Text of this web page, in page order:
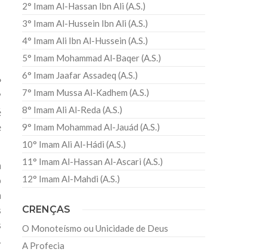
2° Imam Al-Hassan Ibn Ali (A.S.)
3° Imam Al-Hussein Ibn Ali (A.S.)
4° Imam Ali Ibn Al-Hussein (A.S.)
5° Imam Mohammad Al-Baqer (A.S.)
6° Imam Jaafar Assadeq (A.S.)
7° Imam Mussa Al-Kadhem (A.S.)
8° Imam Ali Al-Reda (A.S.)
9° Imam Mohammad Al-Jauád (A.S.)
10° Imam Ali Al-Hádi (A.S.)
11° Imam Al-Hassan Al-Ascari (A.S.)
12° Imam Al-Mahdi (A.S.)
CRENÇAS
O Monoteísmo ou Unicidade de Deus
A Profecia